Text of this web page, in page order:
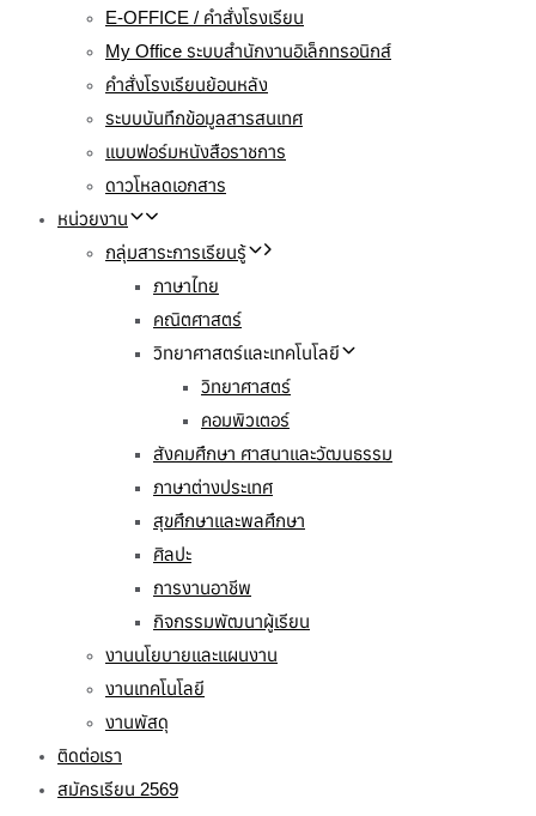
E-OFFICE / คำสั่งโรงเรียน
My Office ระบบสำนักงานอิเล็กทรอนิกส์
คำสั่งโรงเรียนย้อนหลัง
ระบบบันทึกข้อมูลสารสนเทศ
แบบฟอร์มหนังสือราชการ
ดาวโหลดเอกสาร
หน่วยงาน
กลุ่มสาระการเรียนรู้
ภาษาไทย
คณิตศาสตร์
วิทยาศาสตร์และเทคโนโลยี
วิทยาศาสตร์
คอมพิวเตอร์
สังคมศึกษา ศาสนาและวัฒนธรรม
ภาษาต่างประเทศ
สุขศึกษาและพลศึกษา
ศิลปะ
การงานอาชีพ
กิจกรรมพัฒนาผู้เรียน
งานนโยบายและแผนงาน
งานเทคโนโลยี
งานพัสดุ
ติดต่อเรา
สมัครเรียน 2569